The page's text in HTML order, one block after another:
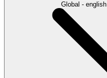
Global - english